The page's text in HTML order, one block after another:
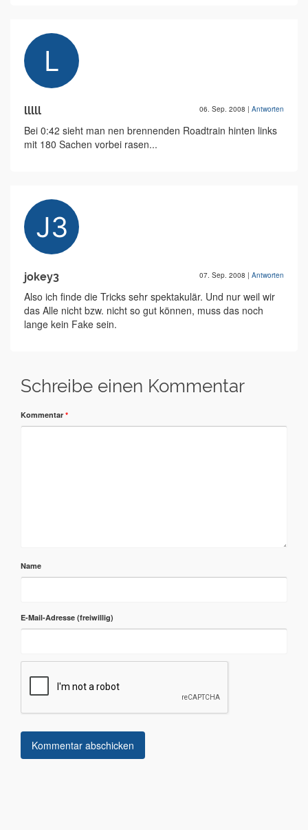
lllll 06. Sep. 2008 | Antworten
Bei 0:42 sieht man nen brennenden Roadtrain hinten links
mit 180 Sachen vorbei rasen...
jokey3 07. Sep. 2008 | Antworten
Also ich finde die Tricks sehr spektakulär. Und nur weil wir
das Alle nicht bzw. nicht so gut können, muss das noch
lange kein Fake sein.
Schreibe einen Kommentar
Kommentar *
Name
E-Mail-Adresse